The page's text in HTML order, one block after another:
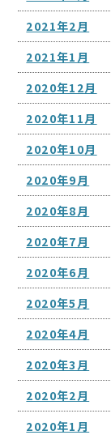
2021年2月
2021年1月
2020年12月
2020年11月
2020年10月
2020年9月
2020年8月
2020年7月
2020年6月
2020年5月
2020年4月
2020年3月
2020年2月
2020年1月